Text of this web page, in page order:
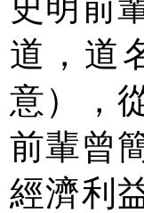
道，道
意），
前輩曾
經濟利